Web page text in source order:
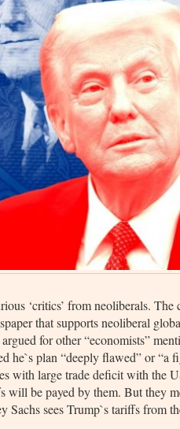
‘critics’ from neoliberals.
that supports neoliberal
for other “economists”
he`s plan “deeply flawed” or “a
with large trade deficit with the
will be payed by them. But they
Sachs sees Trump`s tariffs from